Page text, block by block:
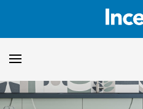
Productos